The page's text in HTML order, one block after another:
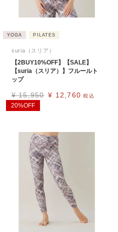
YOGA PILATES
suria（スリア）
【2BUY10%OFF】【SALE】
【suria（スリア）】フルールト
ップ
¥ 15,950 ¥ 12,760 税込
20%OFF